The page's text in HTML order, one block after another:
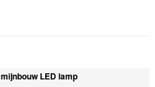
mijnbouw LED lamp